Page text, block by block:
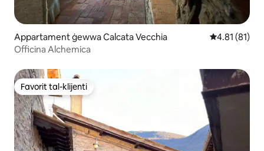
Appartament ġewwa Calcata Vecchia Rating
4.81 (81)
Officina Alchemica
Favorit tal-klijenti
Favorit tal-klijenti